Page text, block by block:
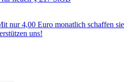
nur 4,00 Euro monatlich schaffen sie
uns!